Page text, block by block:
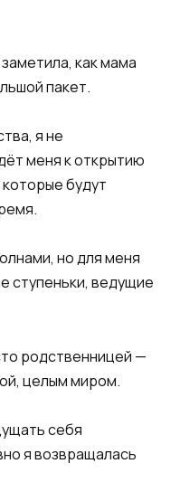
как мама
пакет.
я не
меня к открытию
будут
но для меня
ступеньки, ведущие
родственницей —
целым миром.
себя
я возвращалась